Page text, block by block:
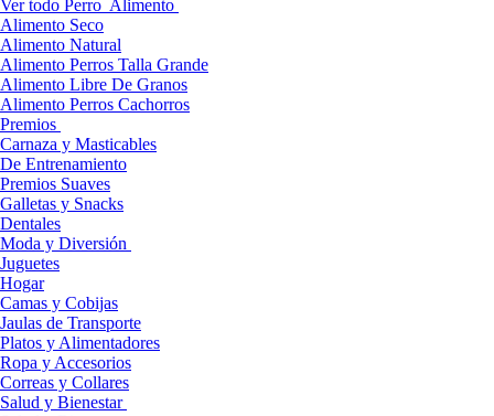
Ver todo Perro Alimento
Alimento Seco
Alimento Natural
Alimento Perros Talla Grande
Alimento Libre De Granos
Alimento Perros Cachorros
Premios
Carnaza y Masticables
De Entrenamiento
Premios Suaves
Galletas y Snacks
Dentales
Moda y Diversión
Juguetes
Hogar
Camas y Cobijas
Jaulas de Transporte
Platos y Alimentadores
Ropa y Accesorios
Correas y Collares
Salud y Bienestar